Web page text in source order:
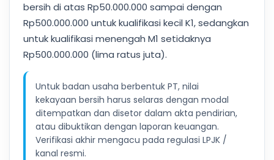
bersih di atas Rp50.000.000 sampai dengan
Rp500.000.000 untuk kualifikasi kecil K1, sedangkan
untuk kualifikasi menengah M1 setidaknya
Rp500.000.000 (lima ratus juta).
Untuk badan usaha berbentuk PT, nilai
kekayaan bersih harus selaras dengan modal
ditempatkan dan disetor dalam akta pendirian,
atau dibuktikan dengan laporan keuangan.
Verifikasi akhir mengacu pada regulasi LPJK /
kanal resmi.